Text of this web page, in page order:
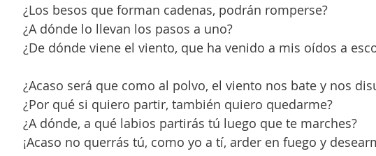
¿Los besos que forman cadenas, podrán romperse?
¿A dónde lo llevan los pasos a uno?
¿De dónde viene el viento, que ha venido a mis oídos a
¿Acaso será que como al polvo, el viento nos bate y nos
¿Por qué si quiero partir, también quiero quedarme?
¿A dónde, a qué labios partirás tú luego que te marches?
¡Acaso no querrás tú, como yo a tí, arder en fuego y